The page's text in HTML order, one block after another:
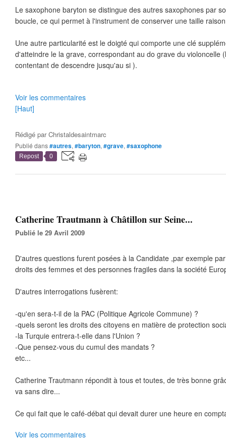
Le saxophone baryton se distingue des autres saxophones par
boucle, ce qui permet à l'instrument de conserver une taille
Une autre particularité est le doigté qui comporte une clé
d'atteindre le la grave, correspondant au do grave du violoncelle
contentant de descendre jusqu'au si ).
Voir les commentaires
[Haut]
Rédigé parChristaldesaintmarc
Publié dans#autres, #baryton, #grave, #saxophone
Repost 0
Catherine Trautmann à Châtillon sur Seine...
Publié le 29 Avril 2009
D'autres questions furent posées à la Candidate ,par exemple
droits des femmes et des personnes fragiles dans la société
D'autres interrogations fusèrent:
-qu'en sera-t-il de la PAC (Politique Agricole Commune) ?
-quels seront les droits des citoyens en matière de protection
-la Turquie entrera-t-elle dans l'Union ?
-Que pensez-vous du cumul des mandats ?
etc...
Catherine Trautmann répondit à tous et toutes, de très bonne
va sans dire...
Ce qui fait que le café-débat qui devait durer une heure en
Voir les commentaires